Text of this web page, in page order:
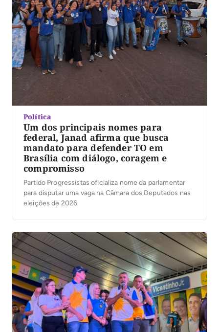
Política
Um dos principais nomes para
federal, Janad afirma que busca
mandato para defender TO em
Brasília com diálogo, coragem e
compromisso
Partido Progressistas oficializa nome da parlamentar
para disputar uma vaga na Câmara dos Deputados nas
eleições de 2026.